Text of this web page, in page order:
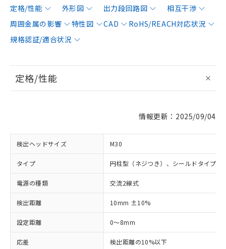
定格/性能 外形図 出力段回路図
相互干渉
周囲金属の影響
特性図 CAD
RoHS/REACH対応状況
規格認証/適合状況
定格/性能
情報更新：2025/09/04
検出ヘッドサイズ M30
タイプ 円柱型（ネジつき）、シールドタイプ
電源の種類 交流2線式
検出距離 10mm ±10%
設定距離 0～8mm
応差 検出距離の10%以下